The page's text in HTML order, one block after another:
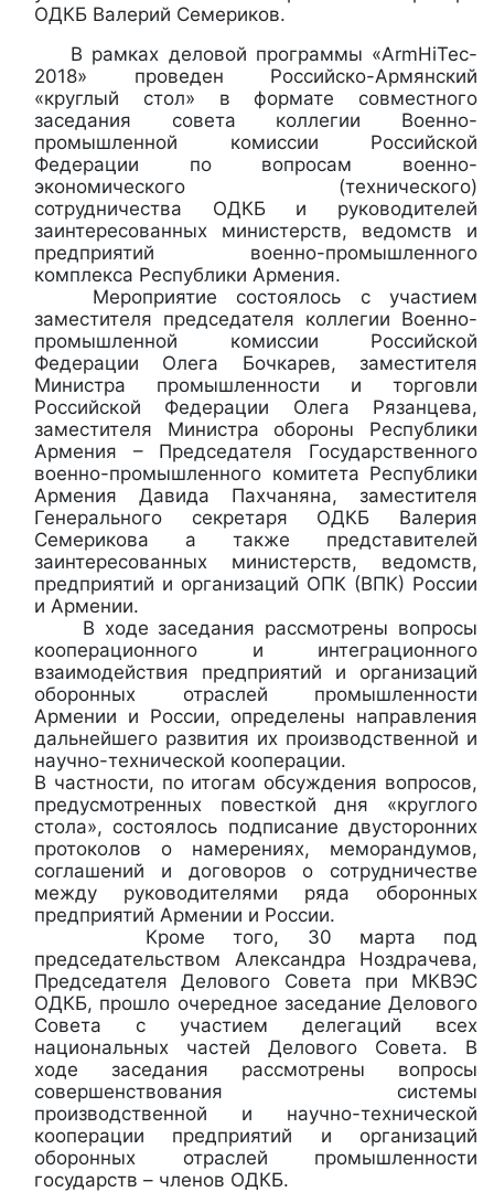
ОДКБ Валерий Семериков.
В рамках деловой программы «ArmHiTec-
2018» проведен Российско-Армянский
«круглый стол» в формате совместного
заседания совета коллегии Военно-
промышленной комиссии Российской
Федерации по вопросам военно-
экономического (технического)
сотрудничества ОДКБ и руководителей
заинтересованных министерств, ведомств и
предприятий военно-промышленного
комплекса Республики Армения.
Мероприятие состоялось с участием
заместителя председателя коллегии Военно-
промышленной комиссии Российской
Федерации Олега Бочкарев, заместителя
Министра промышленности и торговли
Российской Федерации Олега Рязанцева,
заместителя Министра обороны Республики
Армения – Председателя Государственного
военно-промышленного комитета Республики
Армения Давида Пахчаняна, заместителя
Генерального секретаря ОДКБ Валерия
Семерикова а также представителей
заинтересованных министерств, ведомств,
предприятий и организаций ОПК (ВПК) России
и Армении.
В ходе заседания рассмотрены вопросы
кооперационного и интеграционного
взаимодействия предприятий и организаций
оборонных отраслей промышленности
Армении и России, определены направления
дальнейшего развития их производственной и
научно-технической кооперации.
В частности, по итогам обсуждения вопросов,
предусмотренных повесткой дня «круглого
стола», состоялось подписание двусторонних
протоколов о намерениях, меморандумов,
соглашений и договоров о сотрудничестве
между руководителями ряда оборонных
предприятий Армении и России.
Кроме того, 30 марта под
председательством Александра Ноздрачева,
Председателя Делового Совета при МКВЭС
ОДКБ, прошло очередное заседание Делового
Совета с участием делегаций всех
национальных частей Делового Совета. В
ходе заседания рассмотрены вопросы
совершенствования системы
производственной и научно-технической
кооперации предприятий и организаций
оборонных отраслей промышленности
государств – членов ОДКБ.